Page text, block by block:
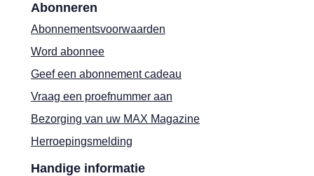
Abonneren
Abonnementsvoorwaarden
Word abonnee
Geef een abonnement cadeau
Vraag een proefnummer aan
Bezorging van uw MAX Magazine
Herroepingsmelding
Handige informatie